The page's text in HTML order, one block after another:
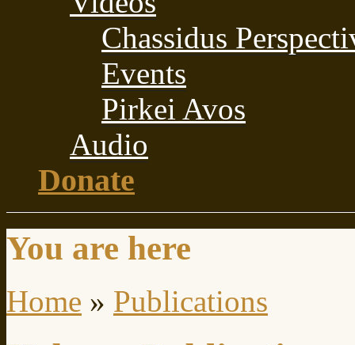
Chassidus
Events
Pirkei Avos
Audio
Donate
You are here
Home » Publications